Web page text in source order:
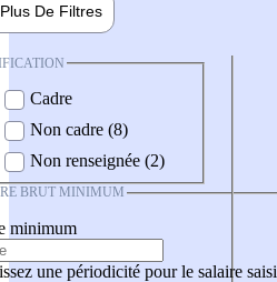
Plus De Filtres
Cadre
Non cadre (8)
Non renseignée (2)
BRUT MINIMUM
minimum
une périodicité pour le salaire saisi